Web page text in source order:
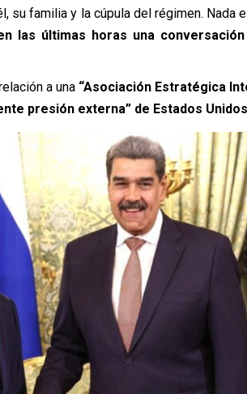
su familia y la cúpula del régimen. Nada
las últimas horas una
a una “Asociación Estratégica
presión externa” de Estados Unidos